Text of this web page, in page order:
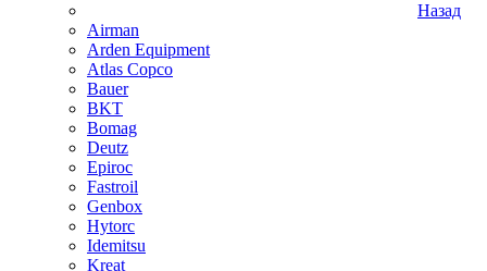
Назад
Airman
Arden Equipment
Atlas Сopco
Bauer
BKT
Bomag
Deutz
Epiroc
Fastroil
Genbox
Hytorc
Idemitsu
Kreat